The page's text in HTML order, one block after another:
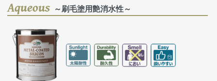
Aqueous ～刷毛塗用艶消水性～